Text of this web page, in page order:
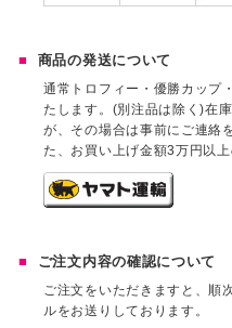
商品の発送について
通常トロフィー・優勝カップ
たします。(別注品は除く)在
が、その場合は事前にご連絡
た、お買い上げ金額3万円以
ご注文内容の確認について
ご注文をいただきますと、順
ルをお送りしております。